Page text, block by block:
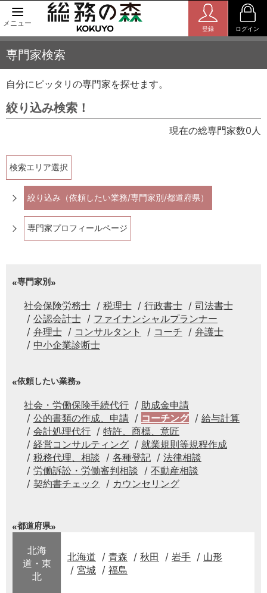
メニュー
登録 ログイン
専門家検索
自分にピッタリの専門家を探せます。
絞り込み検索！
現在の総専門家数0人
検索エリア選択
絞り込み（依頼したい業務/専門家別/都道府県）
専門家プロフィールページ
専門家別
社会保険労務士 税理士 行政書士
司法書士
公認会計士
ファイナンシャルプランナー
弁理士
コンサルタント コーチ
弁護士
中小企業診断士
依頼したい業務
社会・労働保険手続代行
助成金申請
公的書類の作成、申請
コーチング
給与計算
会計処理代行
特許、商標、意匠
経営コンサルティング
就業規則等規程作成
税務代理、相談
各種登記
法律相談
労働訴訟・労働審判相談
不動産相談
契約書チェック
カウンセリング
都道府県
北海
道・東
北
北海道 青森 秋田 岩手
山形
宮城
福島